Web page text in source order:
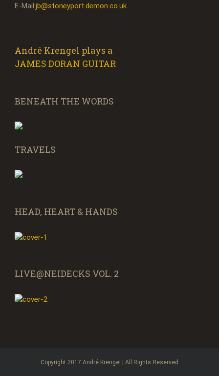
E-Mail:jb@stoneyport.demon.co.uk
André Krengel plays a
JAMES DORAN GUITAR
BENEATH THE WORDS
TRAVELS
HEAD, HEART & HANDS
LIVE@NEIDECKS VOL. 2
Copyright 2017 André Krengel | All Rights Reserved